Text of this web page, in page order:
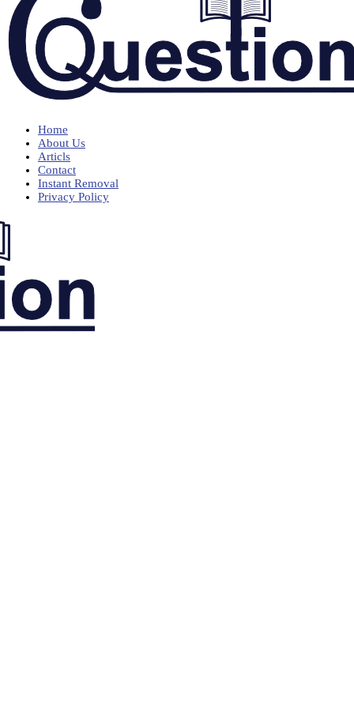
Home
About Us
Articls
Contact
Instant Removal
Privacy Policy